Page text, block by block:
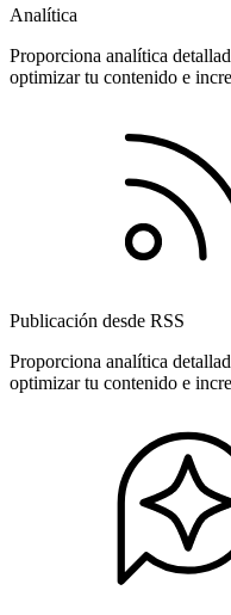
Analítica
Proporciona analítica
optimizar tu contenido e
Publicación desde RSS
Proporciona analítica
optimizar tu contenido e